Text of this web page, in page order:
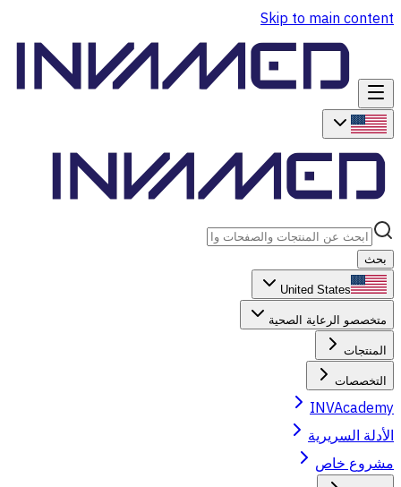
Skip to main content
بحث
United States
متخصصو الرعاية الصحية
المنتجات
التخصصات
INVAcademy
الأدلة السريرية
مشروع خاص